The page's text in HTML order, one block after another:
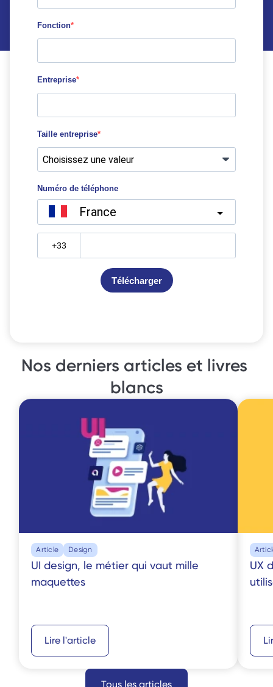
Nos derniers articles et livres
blancs
Article Design
UI design, le métier qui vaut mille
maquettes
Lire l'article
UX
Tous les articles